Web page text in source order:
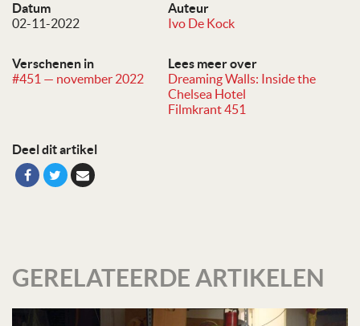
Datum
02-11-2022
Auteur
Ivo De Kock
Verschenen in
#451 — november 2022
Lees meer over
Dreaming Walls: Inside the
Chelsea Hotel
Filmkrant 451
Deel dit artikel
GERELATEERDE ARTIKELEN